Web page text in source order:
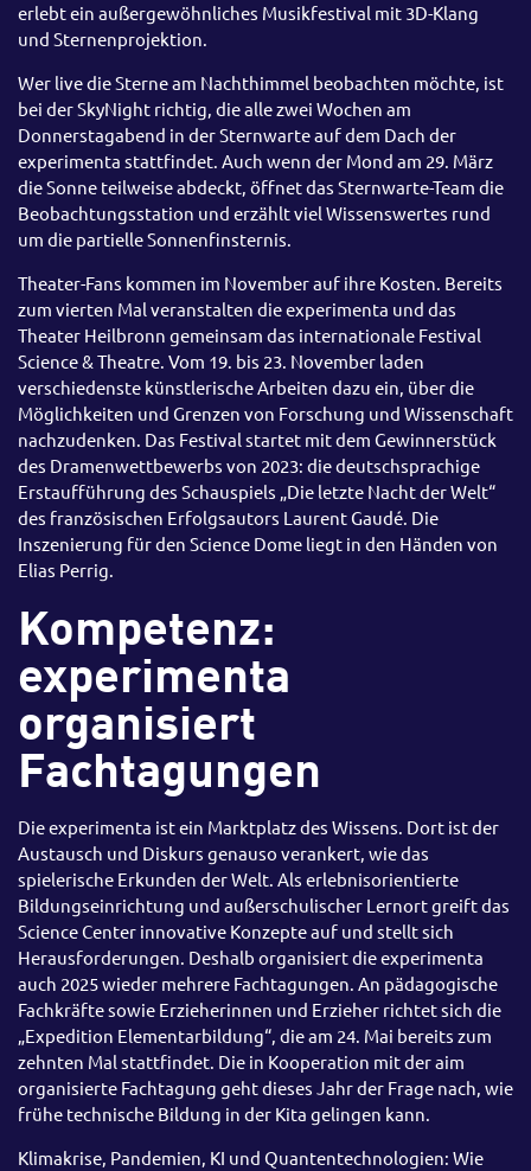
erlebt ein außergewöhnliches Musikfestival mit 3D-Klang
und Sternenprojektion.
Wer live die Sterne am Nachthimmel beobachten möchte, ist
bei der SkyNight richtig, die alle zwei Wochen am
Donnerstagabend in der Sternwarte auf dem Dach der
experimenta stattfindet. Auch wenn der Mond am 29. März
die Sonne teilweise abdeckt, öffnet das Sternwarte-Team die
Beobachtungsstation und erzählt viel Wissenswertes rund
um die partielle Sonnenfinsternis.
Theater-Fans kommen im November auf ihre Kosten. Bereits
zum vierten Mal veranstalten die experimenta und das
Theater Heilbronn gemeinsam das internationale Festival
Science & Theatre. Vom 19. bis 23. November laden
verschiedenste künstlerische Arbeiten dazu ein, über die
Möglichkeiten und Grenzen von Forschung und Wissenschaft
nachzudenken. Das Festival startet mit dem Gewinnerstück
des Dramenwettbewerbs von 2023: die deutschsprachige
Erstaufführung des Schauspiels „Die letzte Nacht der Welt“
des französischen Erfolgsautors Laurent Gaudé. Die
Inszenierung für den Science Dome liegt in den Händen von
Elias Perrig.
Kompetenz:
experimenta
organisiert
Fachtagungen
Die experimenta ist ein Marktplatz des Wissens. Dort ist der
Austausch und Diskurs genauso verankert, wie das
spielerische Erkunden der Welt. Als erlebnisorientierte
Bildungseinrichtung und außerschulischer Lernort greift das
Science Center innovative Konzepte auf und stellt sich
Herausforderungen. Deshalb organisiert die experimenta
auch 2025 wieder mehrere Fachtagungen. An pädagogische
Fachkräfte sowie Erzieherinnen und Erzieher richtet sich die
„Expedition Elementarbildung“, die am 24. Mai bereits zum
zehnten Mal stattfindet. Die in Kooperation mit der aim
organisierte Fachtagung geht dieses Jahr der Frage nach, wie
frühe technische Bildung in der Kita gelingen kann.
Klimakrise, Pandemien, KI und Quantentechnologien: Wie